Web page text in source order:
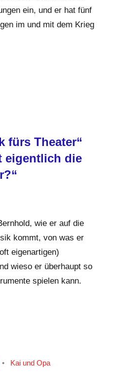
ein, und er hat fünf
im und mit dem Krieg
fürs Theater“
eigentlich die
wie er auf die
kommt, von was er
eigenartigen)
wieso er überhaupt so
spielen kann.
Kai und Opa